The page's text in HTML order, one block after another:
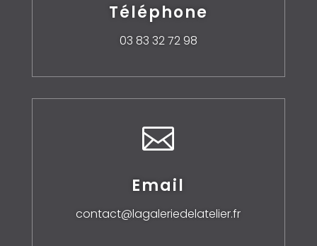
Téléphone
03 83 32 72 98

Email
contact@lagaleriedelatelier.fr